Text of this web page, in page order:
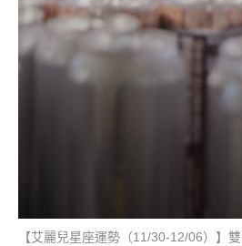
【艾麗兒星座運勢（11/30-12/06）】